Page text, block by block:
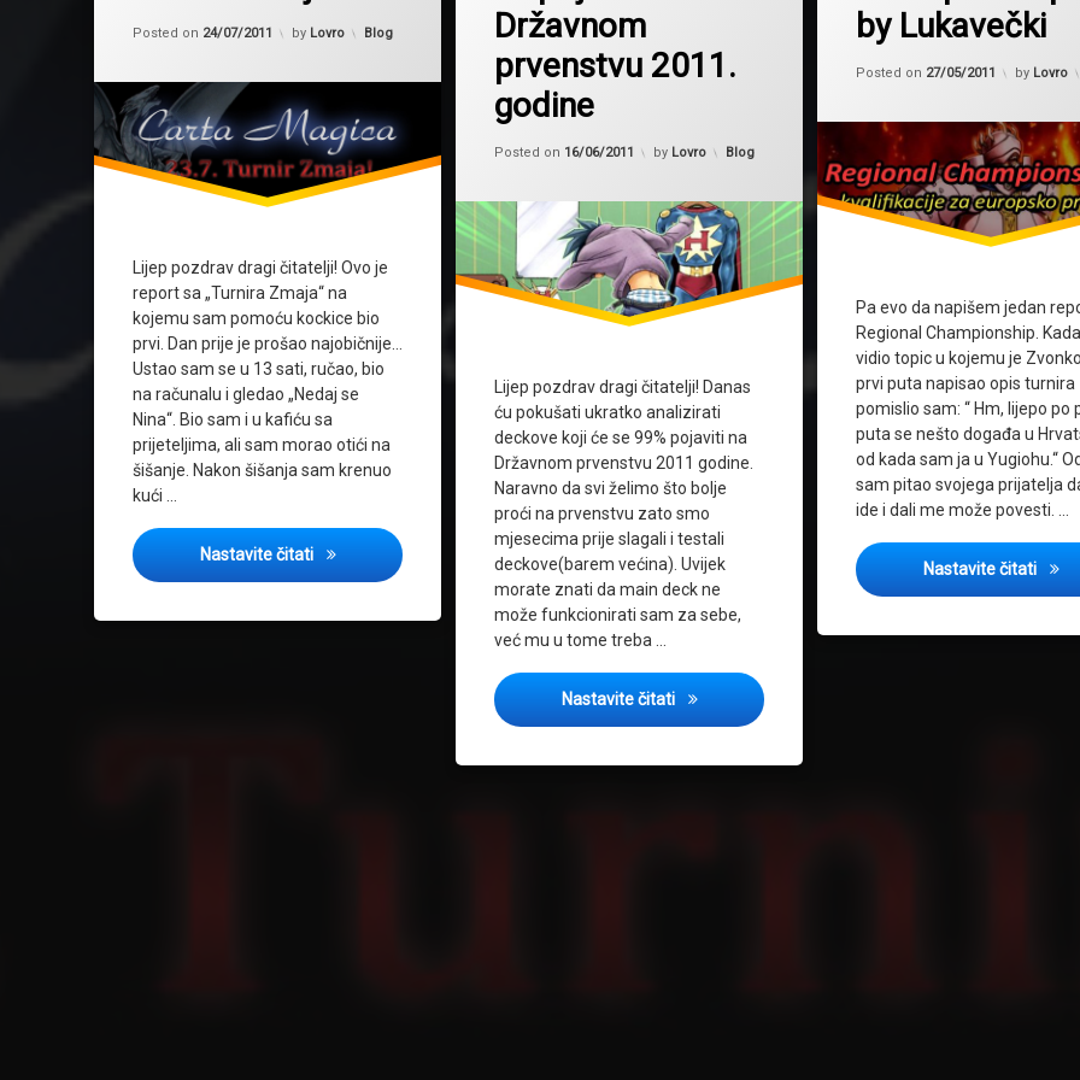
Posted on 24/07/2011
Updated on 26/07/2011
by Lovro Kategorije:
Blog
Lijep pozdrav dragi čitatelji! Ovo je
report sa „Turnira Zmaja“ na
kojemu sam pomoću kockice bio
prvi. Dan prije je prošao najobičnije…
Ustao sam se u 13 sati, ručao, bio
na računalu i gledao „Nedaj se
Nina“. Bio sam i u kafiću sa
prijeteljima, ali sam morao otići na
šišanje. Nakon šišanja sam krenuo
kući …
Nastavite čitati Report pobjednika sa turnira Zmaja
Državnom
prvenstvu 2011.
godine
Posted on 16/06/2011
Updated on 17/06/2011
by Lovro Kategorije:
Blog
Lijep pozdrav dragi čitatelji! Danas
ću pokušati ukratko analizirati
deckove koji će se 99% pojaviti na
Državnom prvenstvu 2011 godine.
Naravno da svi želimo što bolje
proći na prvenstvu zato smo
mjesecima prije slagali i testali
deckove(barem većina). Uvijek
morate znati da main deck ne
može funkcionirati sam za sebe,
već mu u tome treba …
Nastavite čitati Kratka analiza deckova koji će se pojaviti na
by Lukavečki
Posted on 27/05/2011
Updated
by Lovro
Pa evo da napišem jedan
Regional Championship.
vidio topic u kojemu je
prvi puta napisao opis turnira
pomislio sam: “ Hm, lijepo po
puta se nešto događa u
od kada sam ja u Yugiohu.“
sam pitao svojega prijatelja
ide i dali me može povesti. …
Nastavite čitati